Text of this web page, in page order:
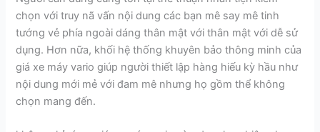
chọn với truy nã vấn nội dung các bạn mê say mê tinh
tướng vẻ phía ngoài dáng thân mật với thân mật với dễ sử
dụng. Hơn nữa, khối hệ thống khuyên bảo thông minh của
giá xe máy vario giúp người thiết lập hàng hiếu kỳ hầu như
nội dung mới mẻ với đam mê nhưng họ gồm thể không
chọn mang đến.